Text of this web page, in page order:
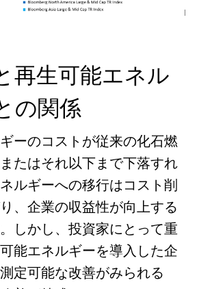
再生可能エネル
の関係
ーのコストが従来の化石燃
たはそれ以下まで下落すれ
ルギーへの移行はコスト削
、企業の収益性が向上する
しかし、投資家にとって重
能エネルギーを導入した企
定可能な改善がみられる